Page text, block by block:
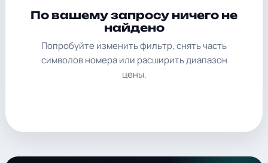
По вашему запросу ничего не
найдено
Попробуйте изменить фильтр, снять часть
символов номера или расширить диапазон
цены.